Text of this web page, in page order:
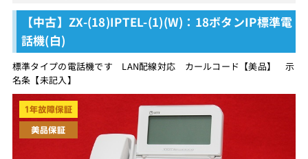
【中古】ZX-(18)IPTEL-(1)(W)：18ボタンIP標準電
話機(白)
標準タイプの電話機です LAN配線対応 カールコード【美品】 示
名条【未記入】